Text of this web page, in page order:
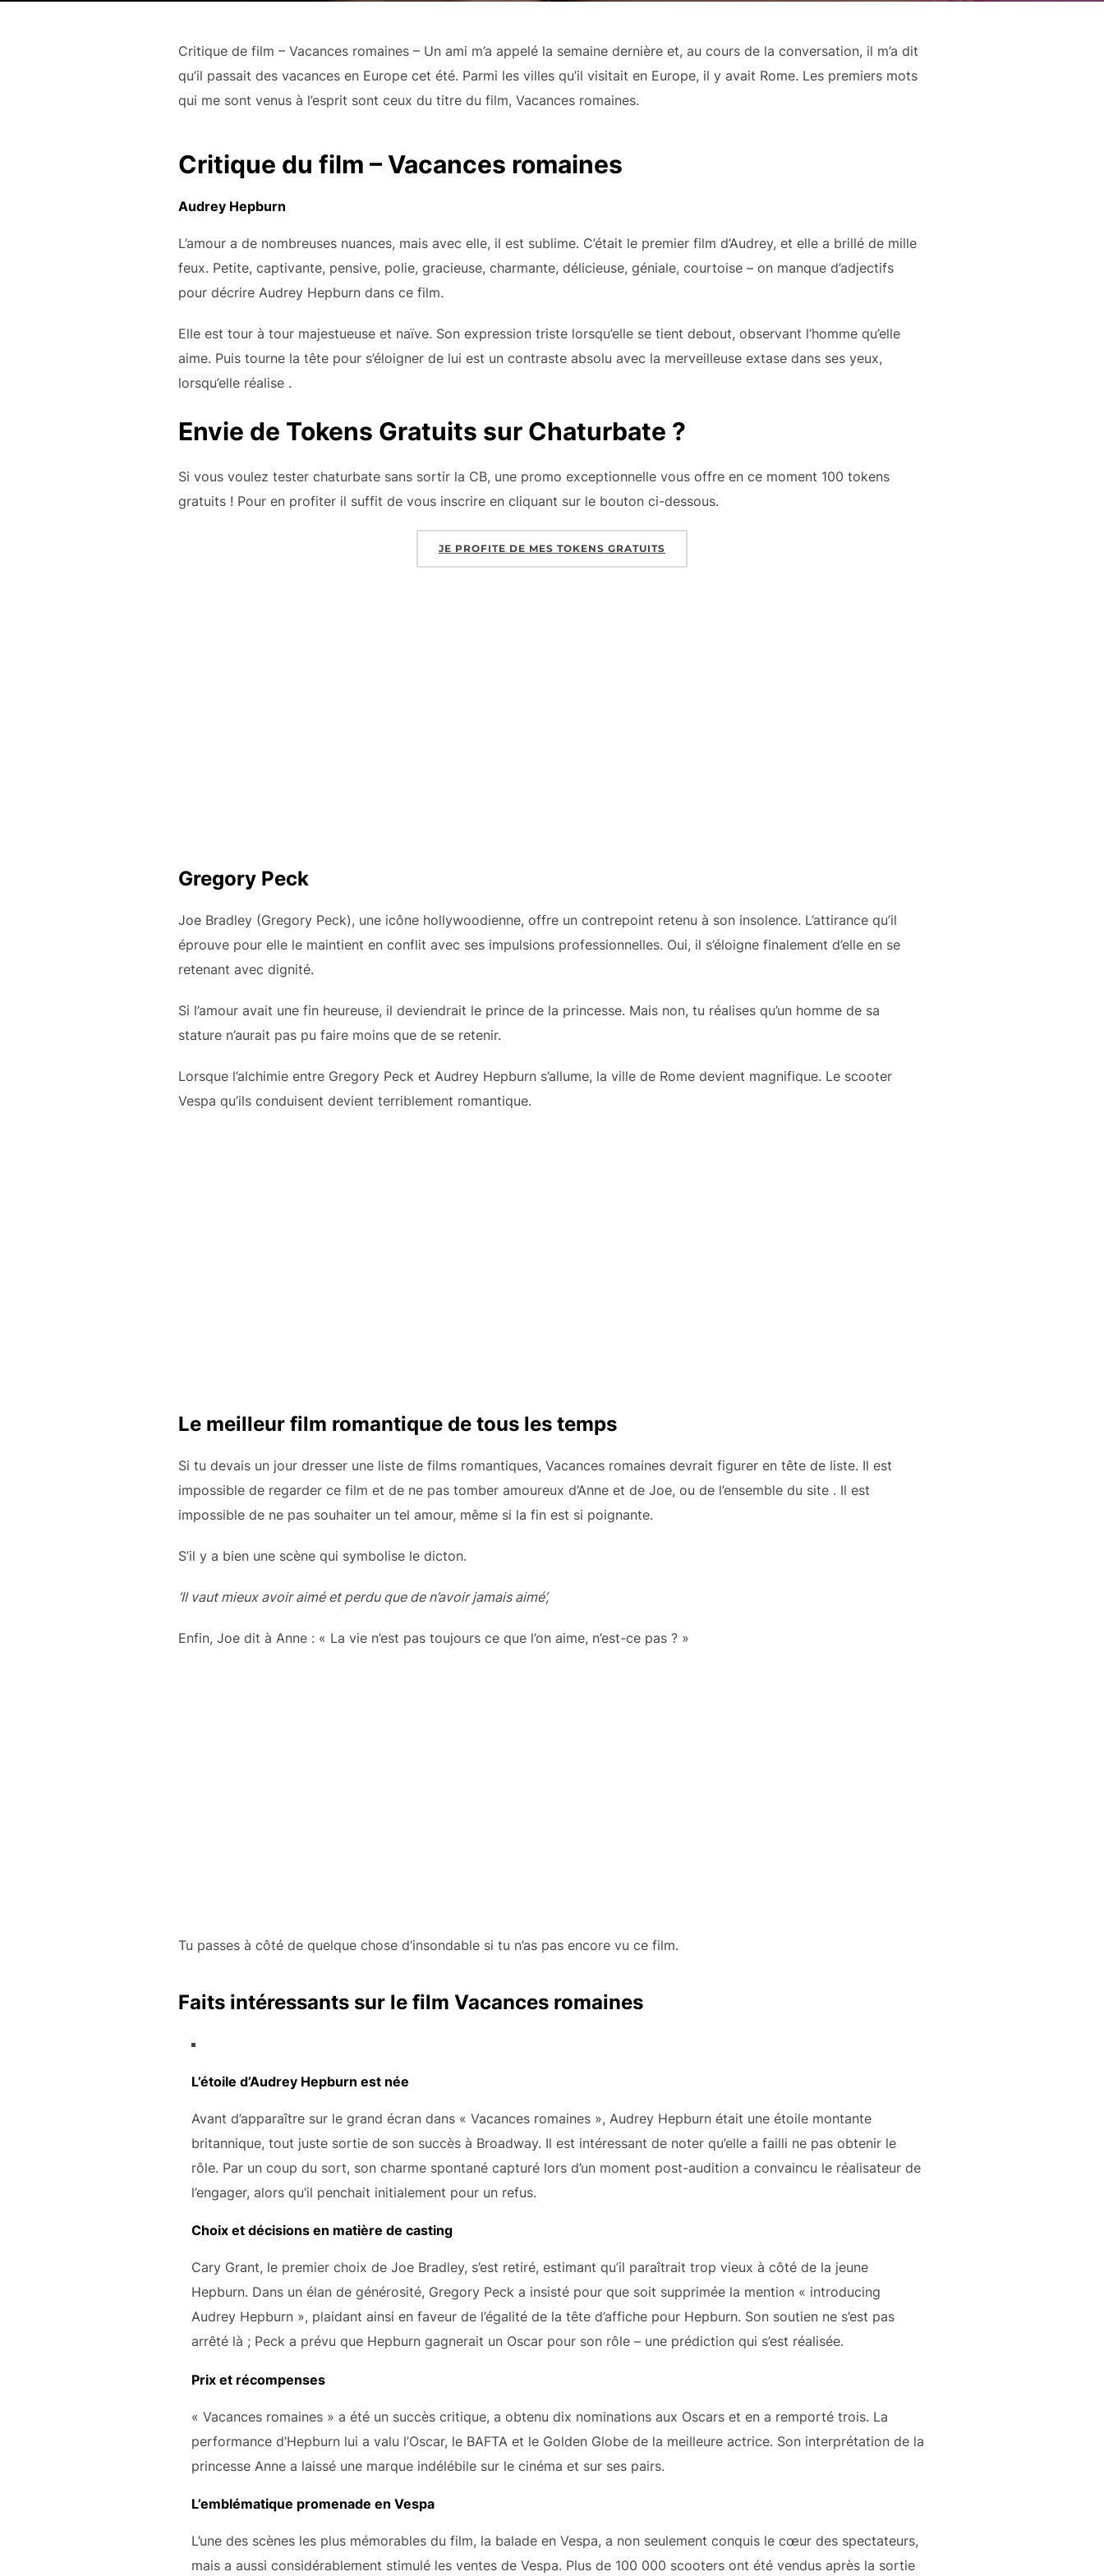
Critique de film – Vacances romaines – Un ami m’a appelé la semaine dernière et, au cours de la conversation, il m’a dit
qu’il passait des vacances en Europe cet été. Parmi les villes qu’il visitait en Europe, il y avait Rome. Les premiers mots
qui me sont venus à l’esprit sont ceux du titre du film, Vacances romaines.
Critique du film – Vacances romaines
Audrey Hepburn
L’amour a de nombreuses nuances, mais avec elle, il est sublime. C’était le premier film d’Audrey, et elle a brillé de mille
feux. Petite, captivante, pensive, polie, gracieuse, charmante, délicieuse, géniale, courtoise – on manque d’adjectifs
pour décrire Audrey Hepburn dans ce film.
Elle est tour à tour majestueuse et naïve. Son expression triste lorsqu’elle se tient debout, observant l’homme qu’elle
aime. Puis tourne la tête pour s’éloigner de lui est un contraste absolu avec la merveilleuse extase dans ses yeux,
lorsqu’elle réalise .
Envie de Tokens Gratuits sur Chaturbate ?
Si vous voulez tester chaturbate sans sortir la CB, une promo exceptionnelle vous offre en ce moment 100 tokens
gratuits ! Pour en profiter il suffit de vous inscrire en cliquant sur le bouton ci-dessous.
JE PROFITE DE MES TOKENS GRATUITS
Gregory Peck
Joe Bradley (Gregory Peck), une icône hollywoodienne, offre un contrepoint retenu à son insolence. L’attirance qu’il
éprouve pour elle le maintient en conflit avec ses impulsions professionnelles. Oui, il s’éloigne finalement d’elle en se
retenant avec dignité.
Si l’amour avait une fin heureuse, il deviendrait le prince de la princesse. Mais non, tu réalises qu’un homme de sa
stature n’aurait pas pu faire moins que de se retenir.
Lorsque l’alchimie entre Gregory Peck et Audrey Hepburn s’allume, la ville de Rome devient magnifique. Le scooter
Vespa qu’ils conduisent devient terriblement romantique.
Le meilleur film romantique de tous les temps
Si tu devais un jour dresser une liste de films romantiques, Vacances romaines devrait figurer en tête de liste. Il est
impossible de regarder ce film et de ne pas tomber amoureux d’Anne et de Joe, ou de l’ensemble du site . Il est
impossible de ne pas souhaiter un tel amour, même si la fin est si poignante.
S’il y a bien une scène qui symbolise le dicton.
‘Il vaut mieux avoir aimé et perdu que de n’avoir jamais aimé’,
Enfin, Joe dit à Anne : « La vie n’est pas toujours ce que l’on aime, n’est-ce pas ? »
Tu passes à côté de quelque chose d’insondable si tu n’as pas encore vu ce film.
Faits intéressants sur le film Vacances romaines
L’étoile d’Audrey Hepburn est née
Avant d’apparaître sur le grand écran dans « Vacances romaines », Audrey Hepburn était une étoile montante
britannique, tout juste sortie de son succès à Broadway. Il est intéressant de noter qu’elle a failli ne pas obtenir le
rôle. Par un coup du sort, son charme spontané capturé lors d’un moment post-audition a convaincu le réalisateur de
l’engager, alors qu’il penchait initialement pour un refus.
Choix et décisions en matière de casting
Cary Grant, le premier choix de Joe Bradley, s’est retiré, estimant qu’il paraîtrait trop vieux à côté de la jeune
Hepburn. Dans un élan de générosité, Gregory Peck a insisté pour que soit supprimée la mention « introducing
Audrey Hepburn », plaidant ainsi en faveur de l’égalité de la tête d’affiche pour Hepburn. Son soutien ne s’est pas
arrêté là ; Peck a prévu que Hepburn gagnerait un Oscar pour son rôle – une prédiction qui s’est réalisée.
Prix et récompenses
« Vacances romaines » a été un succès critique, a obtenu dix nominations aux Oscars et en a remporté trois. La
performance d’Hepburn lui a valu l’Oscar, le BAFTA et le Golden Globe de la meilleure actrice. Son interprétation de la
princesse Anne a laissé une marque indélébile sur le cinéma et sur ses pairs.
L’emblématique promenade en Vespa
L’une des scènes les plus mémorables du film, la balade en Vespa, a non seulement conquis le cœur des spectateurs,
mais a aussi considérablement stimulé les ventes de Vespa. Plus de 100 000 scooters ont été vendus après la sortie